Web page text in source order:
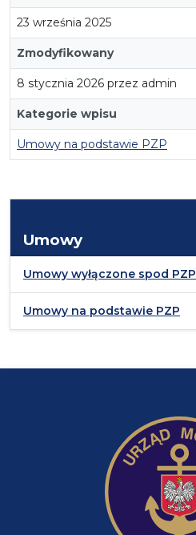
23 września 2025
Zmodyfikowany
8 stycznia 2026 przez admin
Kategorie wpisu
Umowy na podstawie PZP
Umowy
Umowy wyłączone spod PZP
Umowy na podstawie PZP